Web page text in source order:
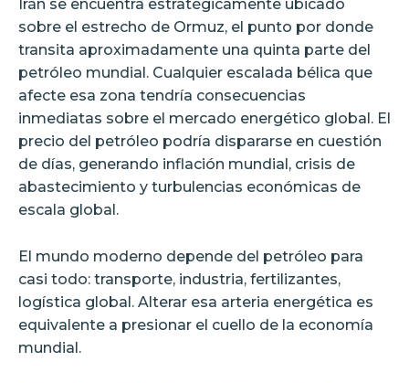
Irán se encuentra estratégicamente ubicado
sobre el estrecho de Ormuz, el punto por donde
transita aproximadamente una quinta parte del
petróleo mundial. Cualquier escalada bélica que
afecte esa zona tendría consecuencias
inmediatas sobre el mercado energético global. El
precio del petróleo podría dispararse en cuestión
de días, generando inflación mundial, crisis de
abastecimiento y turbulencias económicas de
escala global.
El mundo moderno depende del petróleo para
casi todo: transporte, industria, fertilizantes,
logística global. Alterar esa arteria energética es
equivalente a presionar el cuello de la economía
mundial.